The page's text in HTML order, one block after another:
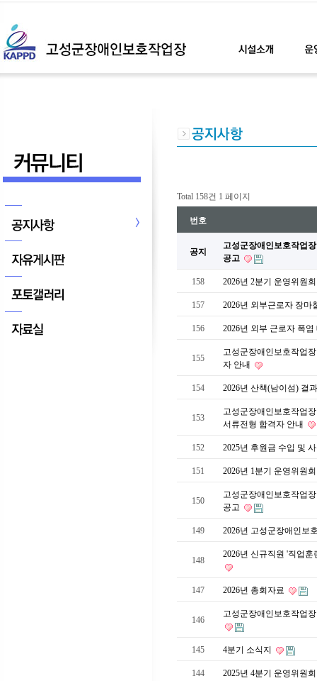
Total 158건 1 페이지
번호
공지
고성군장애인보호작업
공고
158 2026년 2분기 운영위원
157 2026년 외부근로자 장마
156 2026년 외부 근로자 폭
155
고성군장애인보호작업
자 안내
154 2026년 산책(남이섬) 결
153
고성군장애인보호작업
서류전형 합격자 안내
152 2025년 후원금 수입 및
151 2026년 1분기 운영위원
150
고성군장애인보호작업
공고
149 2026년 고성군장애인보
148
2026년 신규직원 '직업
147 2026년 총회자료
146
고성군장애인보호작업
145 4분기 소식지
144 2025년 4분기 운영위원